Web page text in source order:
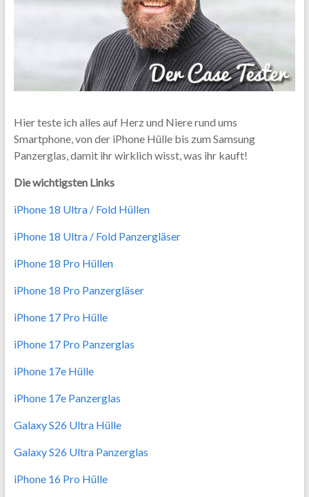
Hier teste ich alles auf Herz und Niere rund ums
Smartphone, von der iPhone Hülle bis zum Samsung
Panzerglas, damit ihr wirklich wisst, was ihr kauft!
Die wichtigsten Links
iPhone 18 Ultra / Fold Hüllen
iPhone 18 Ultra / Fold Panzergläser
iPhone 18 Pro Hüllen
iPhone 18 Pro Panzergläser
iPhone 17 Pro Hülle
iPhone 17 Pro Panzerglas
iPhone 17e Hülle
iPhone 17e Panzerglas
Galaxy S26 Ultra Hülle
Galaxy S26 Ultra Panzerglas
iPhone 16 Pro Hülle